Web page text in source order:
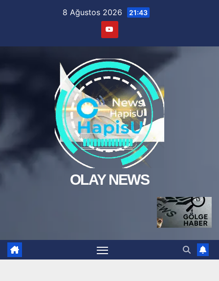
8 Ağustos 2026 21:43
OLAY NEWS